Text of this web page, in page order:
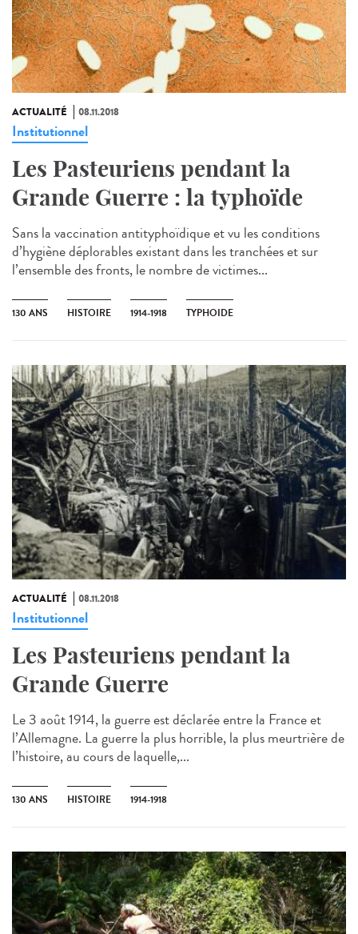
ACTUALITÉ 08.11.2018
Institutionnel
Les Pasteuriens pendant la
Grande Guerre : la typhoïde
Sans la vaccination antityphoïdique et vu les conditions
d’hygiène déplorables existant dans les tranchées et sur
l’ensemble des fronts, le nombre de victimes...
130 ANS HISTOIRE 1914-1918 TYPHOIDE
ACTUALITÉ 08.11.2018
Institutionnel
Les Pasteuriens pendant la
Grande Guerre
Le 3 août 1914, la guerre est déclarée entre la France et
l’Allemagne. La guerre la plus horrible, la plus meurtrière de
l’histoire, au cours de laquelle,...
130 ANS HISTOIRE 1914-1918